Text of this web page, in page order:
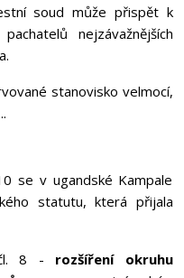
soud může přispět k
nejzávažnějších
stanovisko velmocí,
se v ugandské Kampale
statutu, která přijala
čl. 8 - rozšíření okruhu